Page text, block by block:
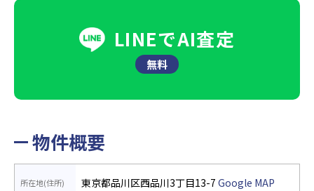
LINEでAI査定
無料
物件概要
所在地(住所) 東京都品川区西品川3丁目13-7 Google MAP